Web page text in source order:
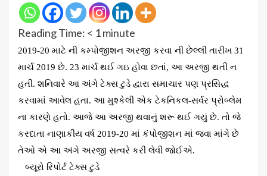
Reading Time: < 1minute
2019-20 માટે ની કમ્પોજીશન અરજી કરવા ની છેલ્લી તારીખ 31
માર્ચ 2019 છે. 23 માર્ચ થઈ ગઇ હોવા છતાં, આ અરજી થતી ન
હતી. શનિવારે આ અંગે ટેક્સ ટુડે દ્વારા સમાચાર પણ પ્રસિદ્ધ
કરવામાં આવેલ હતા. આ મુશ્કેલી એક ટેકનિકલ-સર્વર પ્રોબ્લેમ
ના કારણે હતો. આજે આ અરજી થવાનું શરૂ થઈ ગયું છે. તો જે
કરદાતા નાણાકીય વર્ષ 2019-20 માં કંપોજીશન માં જવા માંગે છે
તેઓ એ આ અંગે અરજી સત્વરે કરી લેવી જોઈએ.
બ્યૂરો રિપોર્ટ ટેક્સ ટુડે